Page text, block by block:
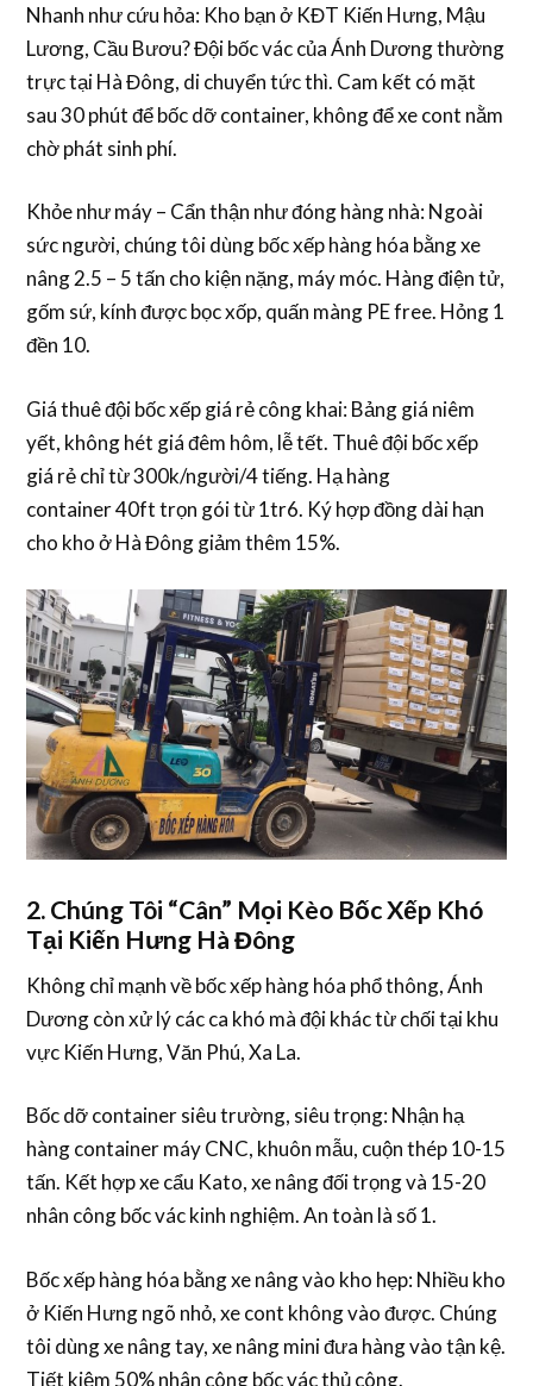
Nhanh như cứu hỏa: Kho bạn ở KĐT Kiến Hưng, Mậu
Lương, Cầu Bươu? Độibốc váccủa Ánh Dương thường
trực tại Hà Đông, di chuyển tức thì. Cam kết có mặt
sau 30 phút đểbốc dỡ container, không để xe cont nằm
chờ phát sinh phí.
Khỏe như máy – Cẩn thận như đóng hàng nhà: Ngoài
sức người, chúng tôi dùngbốc xếp hàng hóa bằng xe
nâng2.5 – 5 tấn cho kiện nặng, máy móc. Hàng điện tử,
gốm sứ, kính được bọc xốp, quấn màng PE free. Hỏng 1
đền 10.
Giá thuê đội bốc xếp giá rẻ công khai: Bảng giá niêm
yết, không hét giá đêm hôm, lễ tết. Thuê đội bốc xếp
giá rẻchỉ từ 300k/người/4 tiếng. Hạ hàng
container40ft trọn gói từ 1tr6. Ký hợp đồng dài hạn
cho kho ở Hà Đông giảm thêm 15%.
2. Chúng Tôi “Cân” Mọi Kèo Bốc Xếp Khó
Tại Kiến Hưng Hà Đông
Không chỉ mạnh vềbốc xếp hàng hóa phổ thông, Ánh
Dương còn xử lý các ca khó mà đội khác từ chối tại khu
vực Kiến Hưng, Văn Phú, Xa La.
Bốc dỡ container siêu trường, siêu trọng: Nhận hạ
hàng containermáy CNC, khuôn mẫu, cuộn thép 10-15
tấn. Kết hợp xe cẩu Kato, xe nâng đối trọng và 15-20
nhân côngbốc váckinh nghiệm. An toàn là số 1.
Bốc xếp hàng hóa bằng xe nâng vào kho hẹp: Nhiều kho
ở Kiến Hưng ngõ nhỏ, xe cont không vào được. Chúng
tôi dùng xe nâng tay, xe nâng mini đưa hàng vào tận kệ.
Tiết kiệm 50% nhân côngbốc vácthủ công.